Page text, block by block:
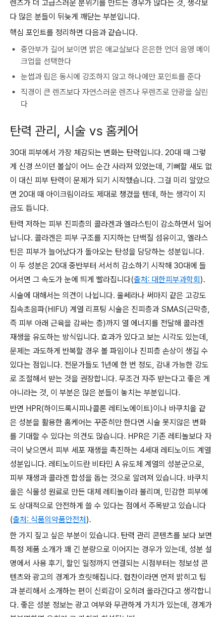
렌즈가 더 고급스러운 분위기를 만드는 경우가 많다는 것, 생각보
다 많은 분들이 뒤늦게 깨닫는 부분입니다.
핵심 포인트를 정리하면 다음과 같습니다.
중안부가 길어 보이면 밝은 애교살보다 은은한 언더 음영 메이
크업을 선택한다
눈썹과 립은 동시에 강조하지 않고 하나에만 포인트를 준다
직경이 큰 렌즈보다 자연스러운 렌즈나 무렌즈로 안광을 살린
다
탄력 관리, 시술 vs 홈케어
30대 피부에서 가장 체감되는 변화는 탄력입니다. 20대 때 그렇
게 신경 쓰이던 볼살이 어느 순간 사라져 있었는데, 기뻐할 새도 없
이 대신 피부 탄력이 문제가 되기 시작했습니다. 그걸 미리 알았으
면 20대 때 아이크림이라도 제대로 챙겼을 텐데, 하는 생각이 지
금도 듭니다.
탄력 저하는 피부 진피층의 콜라겐과 엘라스틴이 감소하면서 일어
납니다. 콜라겐은 피부 구조를 지지하는 단백질 섬유이고, 엘라스
틴은 피부가 늘어났다가 돌아오는 탄성을 담당하는 성분입니다.
이 두 성분은 20대 중반부터 서서히 감소하기 시작해 30대에 들
어서면 그 속도가 눈에 띄게 빨라집니다(출처: 대한피부과학회).
시술에 대해서는 의견이 나뉩니다. 울쎄라나 써마지 같은 고강도
집속초음파(HIFU) 계열 리프팅 시술은 진피층과 SMAS(근막층,
즉 피부 아래 근육을 감싸는 층)까지 열 에너지를 전달해 콜라겐
재생을 유도하는 방식입니다. 효과가 있다고 보는 시각도 있는데,
문제는 과도하게 반복할 경우 볼 파임이나 진피층 손상이 생길 수
있다는 점입니다. 전문가들도 1년에 한 번 정도, 감내 가능한 강도
로 조절해서 받는 것을 권장합니다. 무조건 자주 받는다고 좋은 게
아니라는 것, 이 부분은 많은 분들이 놓치는 부분입니다.
반면 HPR(하이드록시피나콜론 레티노에이트)이나 바쿠치올 같
은 성분을 활용한 홈케어는 꾸준히만 한다면 시술 못지않은 변화
를 기대할 수 있다는 의견도 많습니다. HPR은 기존 레티놀보다 자
극이 낮으면서 피부 세포 재생을 촉진하는 4세대 레티노이드 계열
성분입니다. 레티노이드란 비타민 A 유도체 계열의 성분군으로,
피부 재생과 콜라겐 합성을 돕는 것으로 알려져 있습니다. 바쿠치
올은 식물성 원료로 만든 대체 레티놀이라 불리며, 민감한 피부에
도 상대적으로 안전하게 쓸 수 있다는 점에서 주목받고 있습니다
(출처: 식품의약품안전처).
한 가지 짚고 싶은 부분이 있습니다. 탄력 관리 콘텐츠를 보다 보면
특정 제품 소개가 꽤 긴 분량으로 이어지는 경우가 있는데, 성분 설
명에서 사용 후기, 할인 일정까지 연결되는 시점부터는 정보성 콘
텐츠와 광고의 경계가 흐릿해집니다. 협찬이라면 먼저 밝히고 팁
과 분리해서 소개하는 편이 신뢰감이 오히려 올라간다고 생각합니
다. 좋은 성분 정보는 광고 여부와 무관하게 가치가 있는데, 경계가